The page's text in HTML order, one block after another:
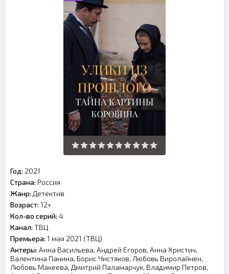
Год: 2021
Страна: Россия
Жанр: Детектив
Возраст: 12+
Кол-во серий: 4
Канал: ТВЦ
Премьера: 1 мая 2021 (ТВЦ)
Актеры: Анна Васильева, Андрей Егоров, Анна Христич,
Валентина Панина, Борис Чистяков, Любовь Виролайнен,
Любовь Макеева, Дмитрий Паламарчук, Владимир Петров,